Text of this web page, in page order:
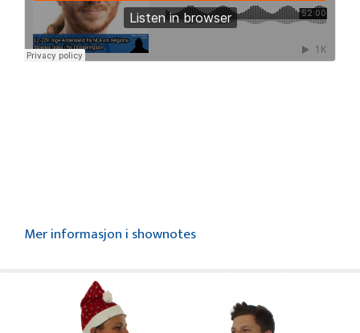
Mer informasjon i shownotes